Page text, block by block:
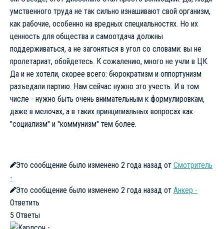
умственного труда не так сильно изнашивают свой организм,
как рабочие, особенно на вредных специальностях. Но их
ценность для общества и самоотдача должны
поддерживаться, а не загоняться в угол со словами: вы не
пролетариат, обойдетесь. К сожалению, много не учли в ЦК.
Да и не хотели, скорее всего: бюрократизм и оппортунизм
разъедали партию. Нам сейчас нужно это учесть. И в том
числе - нужно быть очень внимательным к формулировкам,
даже в мелочах, а в таких принципиальных вопросах как
"социализм" и "коммунизм" тем более.
Это сообщение было изменено 2 года назад от Смотритель
-
Это сообщение было изменено 2 года назад от Анкер -
Ответить
5 Ответы